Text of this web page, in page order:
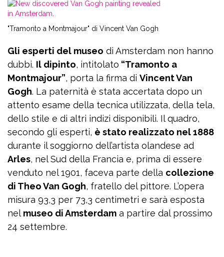
"Tramonto a Montmajour" di Vincent Van Gogh
Gli esperti del museo di Amsterdam non hanno
dubbi. Il dipinto, intitolato “Tramonto a
Montmajour”, porta la firma di Vincent Van
Gogh. La paternità è stata accertata dopo un
attento esame della tecnica utilizzata, della tela,
dello stile e di altri indizi disponibili. Il quadro,
secondo gli esperti, è stato realizzato nel 1888
durante il soggiorno dell’artista olandese ad
Arles, nel Sud della Francia e, prima di essere
venduto nel 1901, faceva parte della collezione
di Theo Van Gogh, fratello del pittore. L’opera
misura 93,3 per 73,3 centimetri e sarà esposta
nelmuseo di Amsterdam a partire dal prossimo
24 settembre.